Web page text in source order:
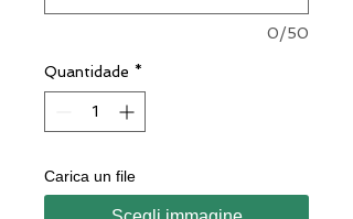
0/50
Quantidade *
Carica un file